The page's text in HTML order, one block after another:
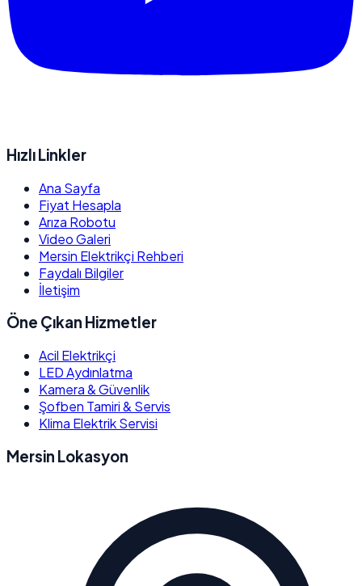
Hızlı Linkler
Ana Sayfa
Fiyat Hesapla
Arıza Robotu
Video Galeri
Mersin Elektrikçi Rehberi
Faydalı Bilgiler
İletişim
Öne Çıkan Hizmetler
Acil Elektrikçi
LED Aydınlatma
Kamera & Güvenlik
Şofben Tamiri & Servis
Klima Elektrik Servisi
Mersin Lokasyon